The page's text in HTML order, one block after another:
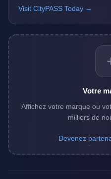
Visit CityPASS Today →
Votre
Affichez votre marque ou
milliers de
Devenez